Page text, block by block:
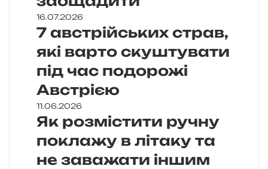
16.07.2026
7 австрійських страв,
які варто скуштувати
під час подорожі
Австрією
11.06.2026
Як розмістити ручну
поклажу в літаку та
не заважати іншим